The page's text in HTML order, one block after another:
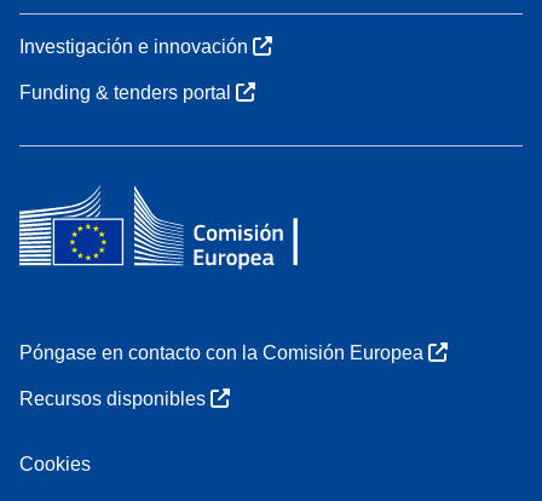
Investigación e innovación
Funding & tenders portal
Póngase en contacto con la Comisión Europea
Recursos disponibles
Cookies